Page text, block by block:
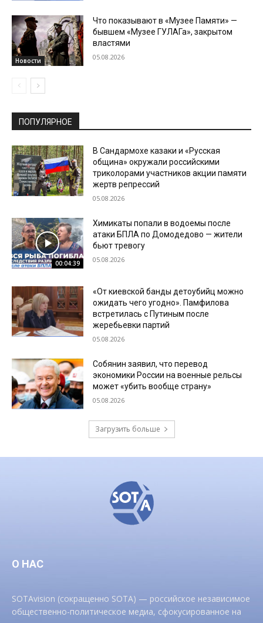
Новости
Что показывают в «Музее Памяти» —
бывшем «Музее ГУЛАГа», закрытом
властями
05.08.2026
ПОПУЛЯРНОЕ
В Сандармохе казаки и «Русская
община» окружали российскими
триколорами участников акции памяти
жертв репрессий
05.08.2026
00:04:39
Химикаты попали в водоемы после
атаки БПЛА по Домодедово — жители
бьют тревогу
05.08.2026
«От киевской банды детоубийц можно
ожидать чего угодно». Памфилова
встретилась с Путиным после
жеребьевки партий
05.08.2026
Собянин заявил, что перевод
экономики России на военные рельсы
может «убить вообще страну»
05.08.2026
Загрузить больше
О НАС
SOTAvision (сокращенно SOTA) — российское независимое
общественно-политическое медиа, сфокусированное на